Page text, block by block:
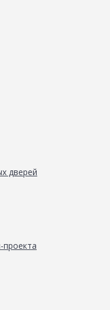
дверей
проекта